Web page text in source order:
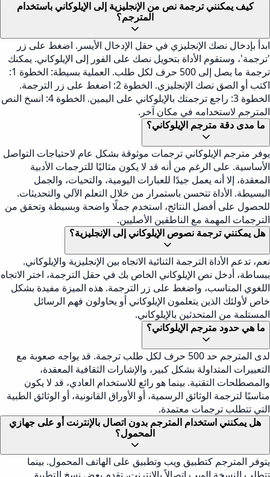
كيف يمكنني ترجمة نص من الإنجليزية إلى الإيلوكاني باستخدام
المترجم؟
ابدأ بإدخال نصك الإنجليزي في حقل الإدخال الأيسر. اضغط على زر
'ترجمة'، وستقوم الأداة بتحويل نصك على الفور إلى الإيلوكاني. يمكنك
ترجمة ما يصل إلى 500 حرف لكل طلب. العملية بسيطة: الخطوة 1:
اكتب أو الصق نصك الإنجليزي. الخطوة 2: اضغط على زر الترجمة.
الخطوة 3: راجع ترجمتك بالإيلوكاني على اليمين. الخطوة 4: انسخ النص
المترجم لاستخدامه في مكان آخر.
ما مدى دقة مترجم الإيلوكاني؟
يوفر مترجم الإيلوكاني ترجمات موثوقة بشكل عام لاحتياجات التواصل
الأساسية. على الرغم من أنه قد لا يكون مثاليًا للترجمات الأدبية
المعقدة، إلا أنه يعمل جيدًا للعبارات اليومية، والتحيات، والجمل
البسيطة. الأداة تتحسن باستمرار من خلال التعلم الآلي والتحديثات.
للحصول على أفضل النتائج، استخدم جملًا واضحة وبسيطة وتحقق من
الترجمات المهمة مع الناطقين الأصليين.
هل يمكنني ترجمة نصوص الإيلوكاني إلى الإنجليزية؟
نعم، تدعم الأداة الترجمة الثنائية الاتجاه بين الإنجليزية والإيلوكاني.
ببساطة، أدخل نص الإيلوكاني الخاص بك في حقل الترجمة، اختر الاتجاه
اللغوي المناسب، واضغط على زر الترجمة. هذه الميزة مفيدة بشكل
خاص لأولئك الذين يتعلمون الإيلوكاني أو يحاولون فهم الرسائل
المستلمة من المتحدثين بالإيلوكاني.
ما هي حدود مترجم الإيلوكاني؟
لدى المترجم حد 500 حرف لكل طلب ترجمة. قد يواجه صعوبة مع
التعبيرات المتداولة بشكل كبير، والإشارات الثقافية المعقدة،
والمصطلحات التقنية. بينما هو رائع للاستخدام العادي، قد لا يكون
مناسبًا لترجمة الوثائق الرسمية، أو الأوراق القانونية، أو الوثائق الطبية
التي تتطلب ترجمات معتمدة.
هل يمكنني استخدام المترجم بدون اتصال بالإنترنت أو على جهازي
المحمول؟
يتوفر المترجم كتطبيق ويب وتطبيق على الهاتف المحمول. بينما